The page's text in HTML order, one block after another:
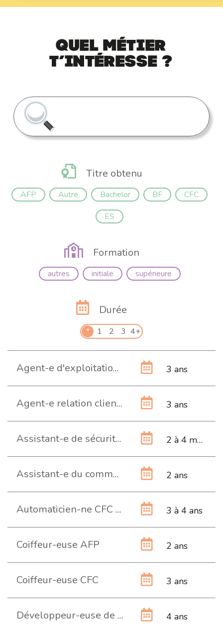
Quel métier
t’intéresse ?
Titre obtenu
AFP Autre Bachelor BF
CFC
ES
Formation
autres initiale supérieure
Durée
* 1 2 3 4+
Agent-e d'exploitation CFC (Commerce) 3 ans
Agent-e relation client CFC 3 ans
Assistant-e de sécurité publique 2 à 4 mois
Assistant-e du commerce de détail AFP 2 ans
Automaticien-ne CFC (Commerce) 3 à 4 ans
Coiffeur-euse AFP 2 ans
Coiffeur-euse CFC 3 ans
Développeur-euse de business numérique CFC 4 ans